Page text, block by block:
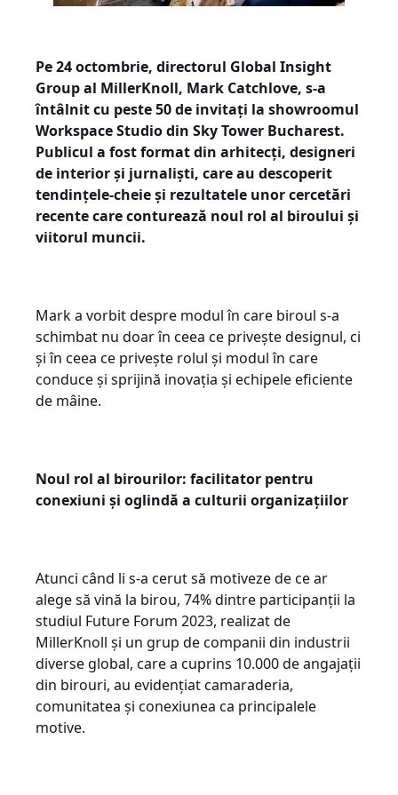
Pe 24 octombrie, directorul Global Insight
Group al MillerKnoll, Mark Catchlove, s-a
întâlnit cu peste 50 de invitați la showroomul
Workspace Studio din Sky Tower Bucharest.
Publicul a fost format din arhitecți, designeri
de interior și jurnaliști, care au descoperit
tendințele-cheie și rezultatele unor cercetări
recente care conturează noul rol al biroului și
viitorul muncii.
Mark a vorbit despre modul în care biroul s-a
schimbat nu doar în ceea ce privește designul, ci
și în ceea ce privește rolul și modul în care
conduce și sprijină inovația și echipele eficiente
de mâine.
Noul rol al birourilor: facilitator pentru
conexiuni și oglindă a culturii organizațiilor
Atunci când li s-a cerut să motiveze de ce ar
alege să vină la birou, 74% dintre participanții la
studiul Future Forum 2023, realizat de
MillerKnoll și un grup de companii din industrii
diverse global, care a cuprins 10.000 de angajații
din birouri, au evidențiat camaraderia,
comunitatea și conexiunea ca principalele
motive.